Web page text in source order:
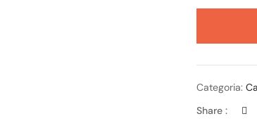
Categoria:
Share :